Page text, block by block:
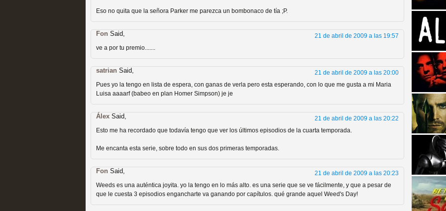
Galería con los Mejores Personajes de Series de
Televisión
MOLTISANTI
Recomendación de la semana
Las productoras de las estrellas de cine y
televisión
Recomendación de la semana
Eso no quita que la señora Parker me parezca un bombonaco de tía ;P.
Fon Said,
21 de abril de 2009 a las 19:57
ve a por tu premio.......
satrian Said,
21 de abril de 2009 a las 20:00
Pues yo la tengo en lista de espera, con ganas de verla pero esta esperando, con lo que me gusta a mi Maria
Luisa aaaarf (babeo en plan Homer Simpson) je je
Álex Said,
21 de abril de 2009 a las 20:22
Esto me ha recordado que todavía tengo que ver los últimos episodios de la cuarta temporada.
Me encanta esta serie, sobre todo en sus dos primeras temporadas.
Fon Said,
21 de abril de 2009 a las 20:23
Weeds es una auténtica joyita. yo la tengo en lo más alto. es una serie que se ve fácilmente, y que a pesar de
que le cuesta 3 episodios engancharte va ganando por capítulos. qué grande aquel Weed's Day!